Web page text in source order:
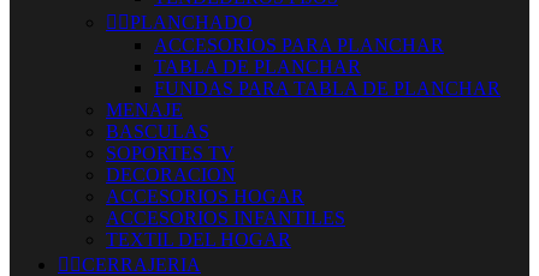
 PLANCHADO
ACCESORIOS PARA PLANCHAR
TABLA DE PLANCHAR
FUNDAS PARA TABLA DE PLANCHAR
MENAJE
BASCULAS
SOPORTES TV
DECORACION
ACCESORIOS HOGAR
ACCESORIOS INFANTILES
TEXTIL DEL HOGAR
 CERRAJERIA